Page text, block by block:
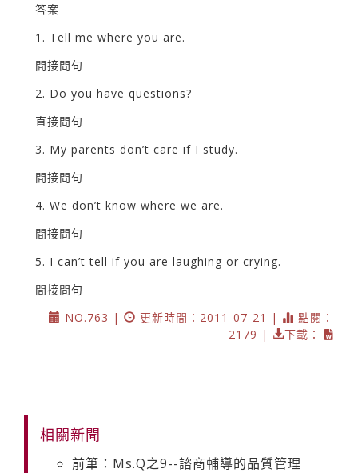
答案
1. Tell me where you are.
間接問句
2. Do you have questions?
直接問句
3. My parents don’t care if I study.
間接問句
4. We don’t know where we are.
間接問句
5. I can’t tell if you are laughing or crying.
間接問句
NO.763 |
更新時間：2011-07-21 |
點閱：
2179 |
下載：
相關新聞
前筆：Ms.Q之9--諮商輔導的品質管理